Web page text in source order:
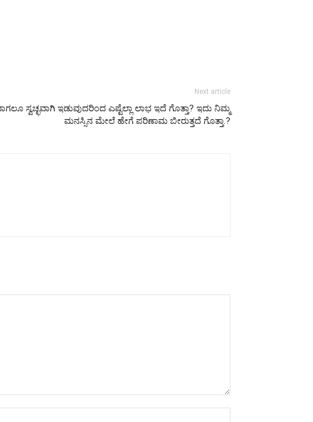
Next article
ಸ್ವಚ್ಛವಾಗಿ ಇಡುವುದರಿಂದ ಎಷ್ಟೆಲ್ಲಾ ಲಾಭ ಇದೆ ಗೊತ್ತಾ? ಇದು ನಿಮ್ಮ
ಮನಸ್ಸಿನ ಮೇಲೆ ಹೇಗೆ ಪರಿಣಾಮ ಬೀರುತ್ತದೆ ಗೊತ್ತಾ.?